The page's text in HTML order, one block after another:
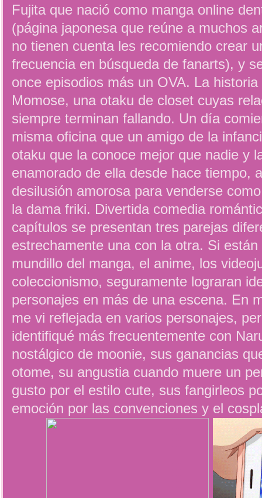
Fujita que nació como manga online
(página japonesa que reúne a muchos
no tienen cuenta les recomiendo crear
frecuencia en búsqueda de fanarts), y
once episodios más un OVA. La
Momose, una otaku de closet cuyas
siempre terminan fallando. Un día
misma oficina que un amigo de la
otaku que la conoce mejor que nadie y
enamorado de ella desde hace tiempo,
desilusión amorosa para venderse
la dama friki. Divertida comedia
capítulos se presentan tres parejas
estrechamente una con la otra. Si
mundillo del manga, el anime, los
coleccionismo, seguramente lograran
personajes en más de una escena. En
me vi reflejada en varios personajes,
identifiqué más frecuentemente con
nostálgico de moonie, sus ganancias
otome, su angustia cuando muere un
gusto por el estilo cute, sus fangirleos
emoción por las convenciones y el